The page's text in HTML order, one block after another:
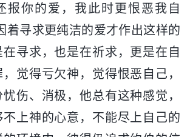
报你的爱，我此时更恨恶我自
着寻求更纯洁的爱才作出这样的
寻求，也是在祈求，更是在自
觉得亏欠神，觉得恨恶自己，
伤、消极，他总有这种感觉，
不上神的心意，不能尽上自己的